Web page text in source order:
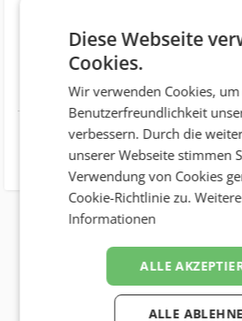
AT 1030 Wien
Telefonnummer +43 (1) 5247086
Website http://
Diese Webseite
Cookies.
Wir verwenden Cookies,
Benutzerfreundlichkeit
verbessern. Durch die
unserer Webseite stimmen
Verwendung von Cookies
Cookie-Richtlinie zu.Weitere
Informationen
ALLE
ALLE